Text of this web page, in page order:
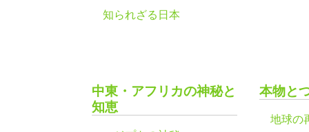
知られざる日本
中東・アフリカの神秘と
知恵
本物と
地球の